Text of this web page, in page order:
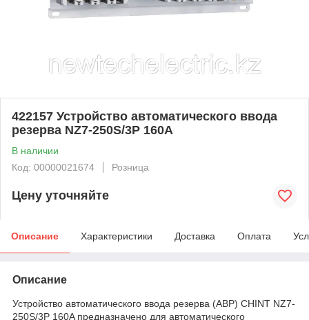
422157 Устройство автоматического ввода
резерва NZ7-250S/3P 160A
В наличии
Код: 00000021674
Розница
Цену уточняйте
Описание Характеристики Доставка Оплата
Описание
Устройство автоматического ввода резерва (АВР) CHINT NZ7-
250S/3P 160A предназначено для автоматического